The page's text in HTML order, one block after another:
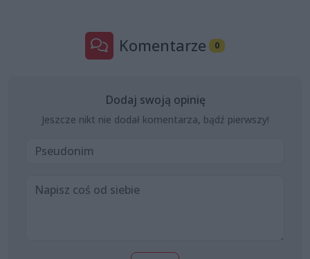
Komentarze 0
Dodaj swoją opinię
Jeszcze nikt nie dodał komentarza, bądź pierwszy!